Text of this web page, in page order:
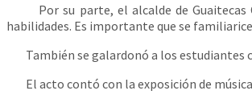
Por su parte, el alcalde de Guaitecas
habilidades. Es importante que se
También se galardonó a los estudiantes
El acto contó con la exposición de